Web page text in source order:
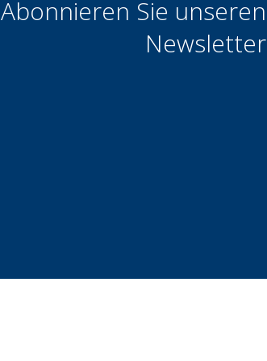
Abonnieren Sie unseren
Newsletter